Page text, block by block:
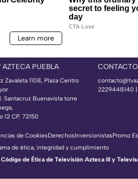
AZTECA PUEBLA
Zavaleta 1108, Plaza Centro
Santacruz Buenavista torre
12 CP. 72150
CONTACTO
2229448140
de CookiesDerechosInversionistasPromo
de ética, integridad y cumplimiento
de Ética de Televisión Azteca III y